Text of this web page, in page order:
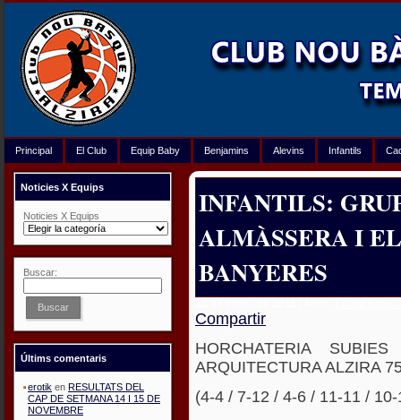
Principal El Club Equip Baby Benjamins Alevins Infantils
Noticies X Equips
Noticies X Equips
Buscar:
Buscar
Últims comentaris
erotik en RESULTATS DEL
CAP DE SETMANA 14 I 15 DE
NOVEMBRE
INFANTILS:
ALMÀSSERA I
BANYERES
Compartir
HORCHATERIA
ARQUITECTURA ALZIRA
(4-4 / 7-12 / 4-6 / 11-11 /